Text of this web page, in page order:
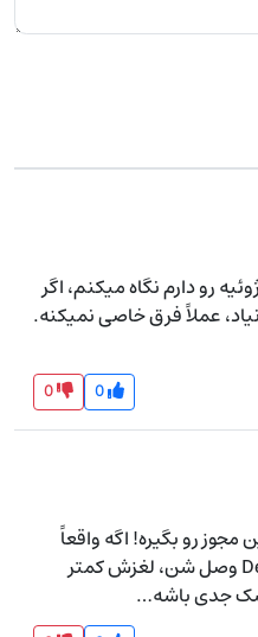
این واقعاً تغییره یا فقط PR؟ ۲۱ ژوئیه رو دارم نگاه میکنم، اگر
0
0
آمریکایی‌ها به استخرهای Deribit وصل شن، لغزش کمتر
جدی باشه…